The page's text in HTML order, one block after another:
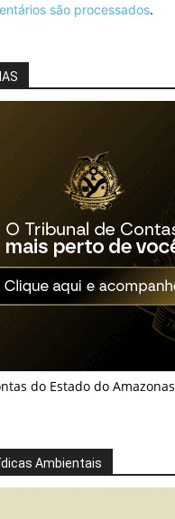
são processados.
do Estado do Amazonas
Ambientais